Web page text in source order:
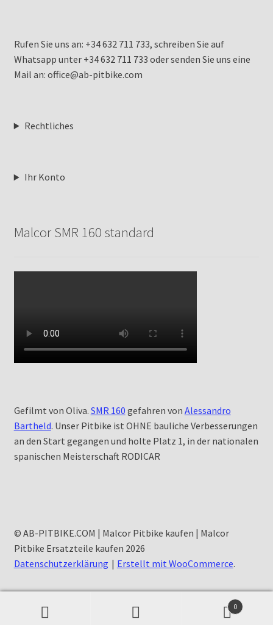
Rufen Sie uns an: +34 632 711 733, schreiben Sie auf
Whatsapp unter +34 632 711 733 oder senden Sie uns eine
Mail an: office@ab-pitbike.com
Rechtliches
Ihr Konto
Malcor SMR 160 standard
Gefilmt von Oliva. SMR 160 gefahren von Alessandro
Bartheld. Unser Pitbike ist OHNE bauliche Verbesserungen
an den Start gegangen und holte Platz 1, in der nationalen
spanischen Meisterschaft RODICAR
© AB-PITBIKE.COM | Malcor Pitbike kaufen | Malcor
Pitbike Ersatzteile kaufen 2026
Datenschutzerklärung
Erstellt mit WooCommerce.
0